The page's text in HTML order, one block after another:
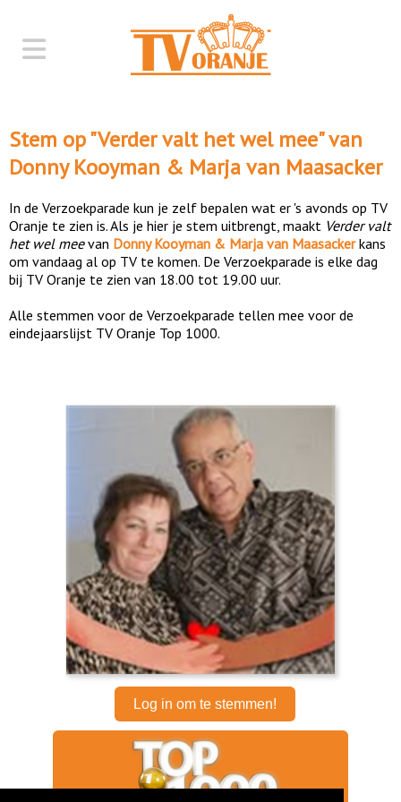
Stem op "Verder valt het wel mee" van
Donny Kooyman & Marja van Maasacker
In de Verzoekparade kun je zelf bepalen wat er 's avonds op TV
Oranje te zien is. Als je hier je stem uitbrengt, maakt Verder valt
het wel meevan Donny Kooyman & Marja van Maasackerkans
om vandaag al op TV te komen. De Verzoekparade is elke dag
bij TV Oranje te zien van 18.00 tot 19.00 uur.
Alle stemmen voor de Verzoekparade tellen mee voor de
eindejaarslijst TV Oranje Top 1000.
Log in om te stemmen!